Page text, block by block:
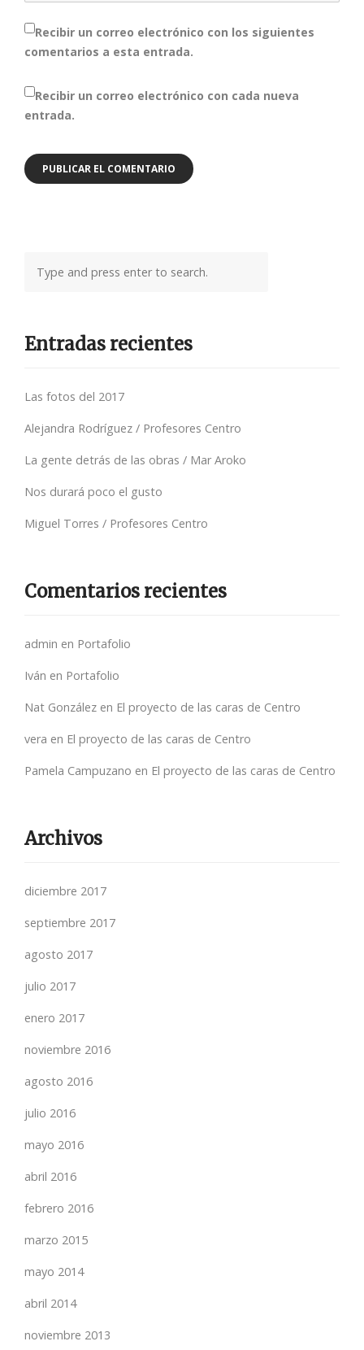
Recibir un correo electrónico con los siguientes
comentarios a esta entrada.
Recibir un correo electrónico con cada nueva
entrada.
Entradas recientes
Las fotos del 2017
Alejandra Rodríguez / Profesores Centro
La gente detrás de las obras / Mar Aroko
Nos durará poco el gusto
Miguel Torres / Profesores Centro
Comentarios recientes
admin en Portafolio
Iván en Portafolio
Nat González en El proyecto de las caras de Centro
vera en El proyecto de las caras de Centro
Pamela Campuzano en El proyecto de las caras de Centro
Archivos
diciembre 2017
septiembre 2017
agosto 2017
julio 2017
enero 2017
noviembre 2016
agosto 2016
julio 2016
mayo 2016
abril 2016
febrero 2016
marzo 2015
mayo 2014
abril 2014
noviembre 2013